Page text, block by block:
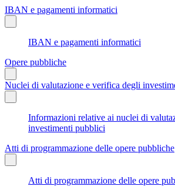
IBAN e pagamenti informatici
IBAN e pagamenti informatici
Opere pubbliche
Nuclei di valutazione e verifica degli
Informazioni relative ai nuclei di
investimenti pubblici
Atti di programmazione delle opere pubbliche
Atti di programmazione delle opere